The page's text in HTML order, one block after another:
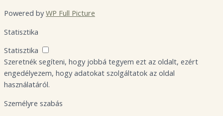
Powered by WP Full Picture
Statisztika
Statisztika
Szeretnék segíteni, hogy jobbá tegyem ezt az oldalt, ezért
engedélyezem, hogy adatokat szolgáltatok az oldal
használatáról.
Személyre szabás